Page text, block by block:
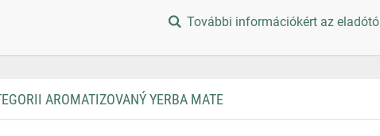
További információkért az eladótól
AROMATIZOVANÝ YERBA MATE